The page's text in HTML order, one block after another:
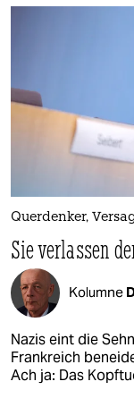
Querdenker,
Sie verlassen
Kolumne
Nazis eint die
Frankreich
Ach ja: Das